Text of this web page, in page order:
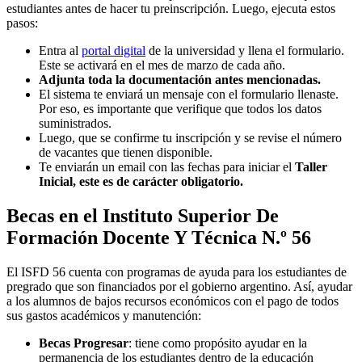
estudiantes antes de hacer tu preinscripción. Luego, ejecuta estos
pasos:
Entra al portal digital de la universidad y llena el formulario.
Este se activará en el mes de marzo de cada año.
Adjunta toda la documentación antes mencionadas.
El sistema te enviará un mensaje con el formulario llenaste.
Por eso, es importante que verifique que todos los datos
suministrados.
Luego, que se confirme tu inscripción y se revise el número
de vacantes que tienen disponible.
Te enviarán un email con las fechas para iniciar el Taller
Inicial, este es de carácter obligatorio.
Becas en el Instituto Superior De
Formación Docente Y Técnica N.º 56
El ISFD 56 cuenta con programas de ayuda para los estudiantes de
pregrado que son financiados por el gobierno argentino. Así, ayudar
a los alumnos de bajos recursos económicos con el pago de todos
sus gastos académicos y manutención:
Becas Progresar: tiene como propósito ayudar en la
permanencia de los estudiantes dentro de la educación